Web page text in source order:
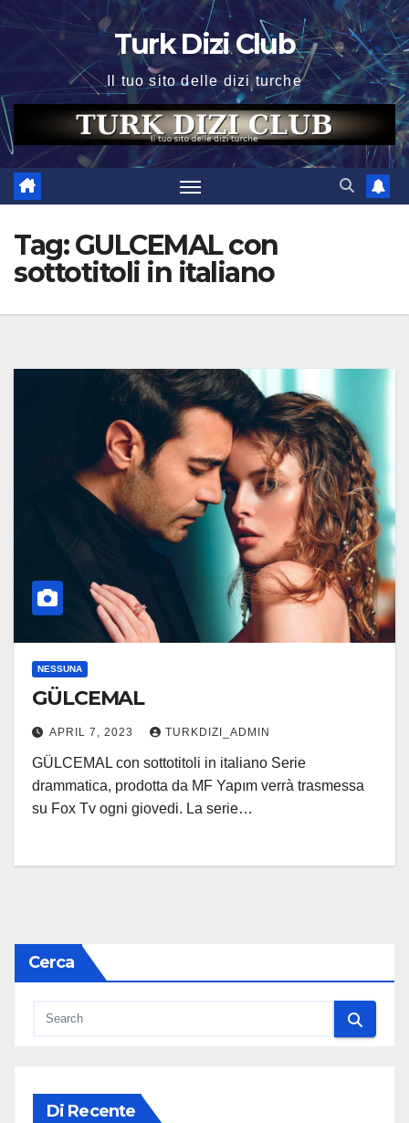
Turk Dizi Club
Il tuo sito delle dizi turche
Tag:GULCEMAL con
sottotitoli in italiano
NESSUNA
GÜLCEMAL
APRIL 7, 2023 TURKDIZI_ADMIN
GÜLCEMAL con sottotitoli in italiano Serie
drammatica, prodotta da MF Yapım verrà trasmessa
su Fox Tv ogni giovedi. La serie…
Cerca
Di Recente